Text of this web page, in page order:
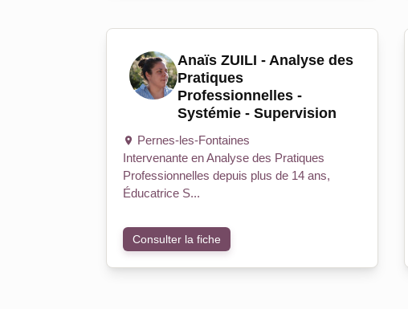
Anaïs ZUILI - Analyse des
Pratiques
Professionnelles -
Systémie - Supervision
Pernes-les-Fontaines
Intervenante en Analyse des Pratiques
Professionnelles depuis plus de 14 ans,
Éducatrice S...
Consulter la fiche